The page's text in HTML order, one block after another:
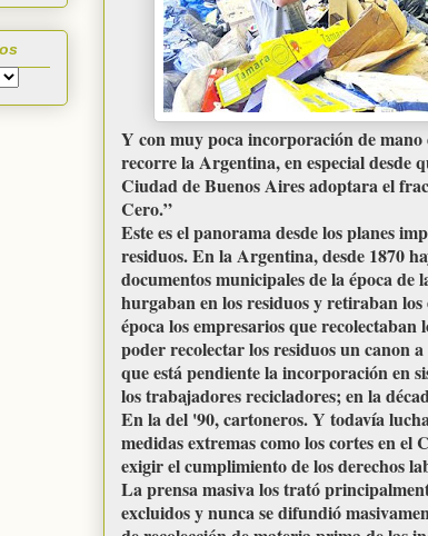
Y con muy poca incorporación de
recorre la Argentina, en especial desde
Ciudad de Buenos Aires adoptara el
Cero.”
Este es el panorama desde los planes
residuos. En la Argentina, desde 1870
documentos municipales de la época de
hurgaban en los residuos y retiraban los
época los empresarios que recolectaban
poder recolectar los residuos un canon
que está pendiente la incorporación en
los trabajadores recicladores; en la
En la del '90, cartoneros. Y todavía
medidas extremas como los cortes en
exigir el cumplimiento de los derechos
La prensa masiva los trató
excluidos y nunca se difundió